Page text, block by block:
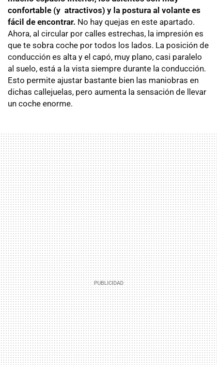
confortable (y atractivos) y la postura al volante es
fácil de encontrar. No hay quejas en este apartado.
Ahora, al circular por calles estrechas, la impresión es
que te sobra coche por todos los lados. La posición de
conducción es alta y el capó, muy plano, casi paralelo
al suelo, está a la vista siempre durante la conducción.
Esto permite ajustar bastante bien las maniobras en
dichas callejuelas, pero aumenta la sensación de llevar
un coche enorme.